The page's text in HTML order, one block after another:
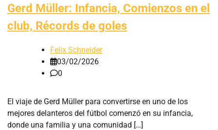
Gerd Müller: Infancia, Comienzos en el
club, Récords de goles
Felix Schneider
03/02/2026
0
El viaje de Gerd Müller para convertirse en uno de los
mejores delanteros del fútbol comenzó en su infancia,
donde una familia y una comunidad […]